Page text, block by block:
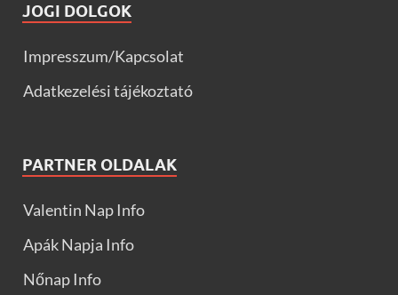
JOGI DOLGOK
Impresszum/Kapcsolat
Adatkezelési tájékoztató
PARTNER OLDALAK
Valentin Nap Info
Apák Napja Info
Nőnap Info